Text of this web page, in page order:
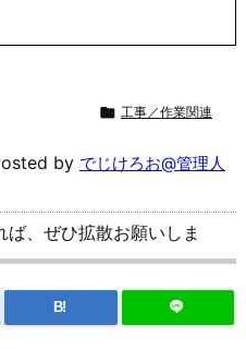
 工事／作業関連
by でじけろお@管理人
、ぜひ拡散お願いしま
B!